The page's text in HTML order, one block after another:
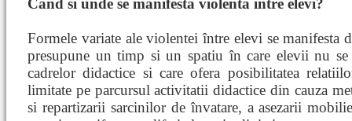
Când si unde se manifesta violenta între elevi?
Formele variate ale violentei între elevi se manifesta
presupune un timp si un spatiu în care elevii nu se
cadrelor didactice si care ofera posibilitatea
limitate pe parcursul activitatii didactice din cauza
si repartizarii sarcinilor de învatare, a asezarii